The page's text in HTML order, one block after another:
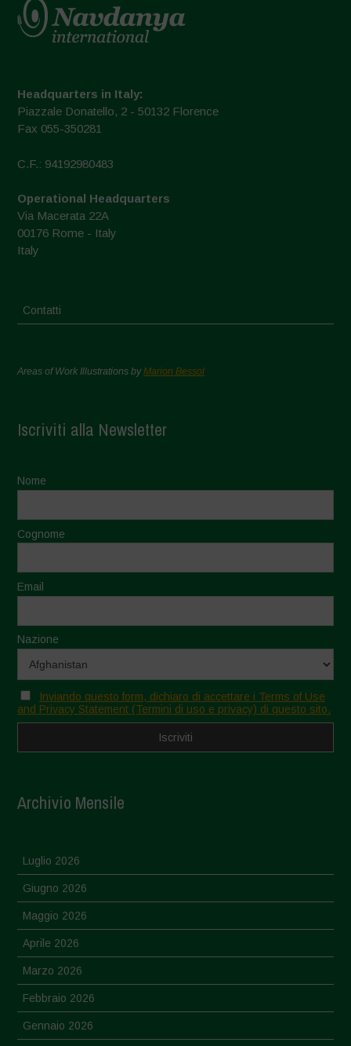
Headquarters in Italy:
Piazzale Donatello, 2 - 50132 Florence
Fax 055-350281
C.F.: 94192980483
Operational Headquarters
Via Macerata 22A
00176 Rome - Italy
Italy
Contatti
Areas of Work Illustrations byMarion Bessol
Iscriviti alla Newsletter
Nome
Cognome
Email
Nazione
Inviando questo form, dichiaro di accettare i Terms of Use
and Privacy Statement (Termini di uso e privacy) di questo sito.
Archivio Mensile
Luglio 2026
Giugno 2026
Maggio 2026
Aprile 2026
Marzo 2026
Febbraio 2026
Gennaio 2026